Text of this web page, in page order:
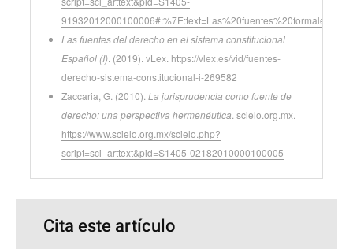
Las fuentes del derecho en el sistema constitucional
Español (I) . (2019). vLex. https://vlex.es/vid/fuentes-
derecho-sistema-constitucional-i-269582
Zaccaria, G. (2010). La jurisprudencia como fuente de
derecho: una perspectiva hermenéutica . scielo.org.mx.
https://www.scielo.org.mx/scielo.php?
script=sci_arttext&pid=S1405-02182010000100005
Cita este artículo